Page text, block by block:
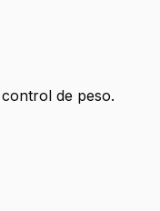
de peso.